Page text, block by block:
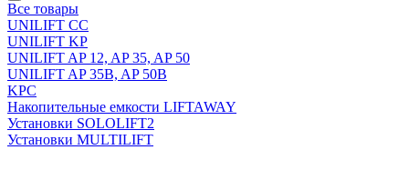
Все товары
UNILIFT CC
UNILIFT KP
UNILIFT AP 12, AP 35, AP 50
UNILIFT AP 35B, AP 50B
KPC
Накопительные емкости LIFTAWAY
Установки SOLOLIFT2
Установки MULTILIFT